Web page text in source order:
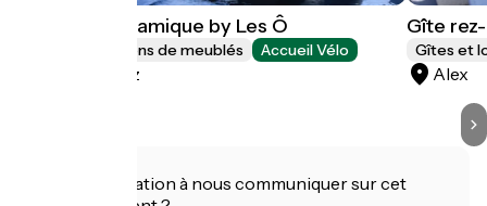
Le gîte panoramique by Les Ô
Gîtes et locations de meublés Accueil Vélo
Saint-Jorioz
Gîte
Gîtes et
Alex
Une information à nous communiquer sur cet